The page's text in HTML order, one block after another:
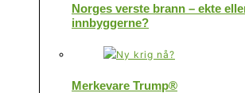
Norges verste brann – ekte
innbyggerne?
Merkevare Trump®